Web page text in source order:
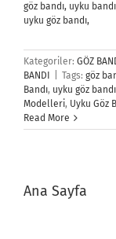
göz bandı, uyku
uyku göz bandı,
Kategoriler: GÖZ
BANDI
Tags: göz
Bandı, uyku göz
Modelleri, Uyku Göz
Read More
Ana Sayfa